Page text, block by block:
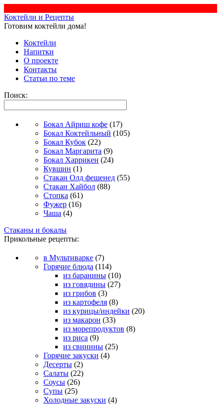
Коктейли и Рецепты
Готовим коктейли дома!
Коктейли
Напитки
О проекте
Контакты
Статьи по теме
Поиск:
Бокал Айриш кофе (17)
Бокал Коктейльный (105)
Бокал Кубок (22)
Бокал Маргарита (9)
Бокал Харрикен (24)
Кувшин (1)
Стакан Олд фешенед (55)
Стакан Хайбол (88)
Стопка (61)
Фужер (16)
Чаша (4)
Стаканы и бокалы
Прикольные рецепты:
в Мультиварке (7)
Горячие блюда (114)
из баранины (10)
из говядины (27)
из грибов (3)
из картофеля (8)
из курицы/индейки (20)
из макарон (33)
из морепродуктов (8)
из риса (9)
из свинины (25)
Горячие закуски (4)
Десерты (2)
Салаты (22)
Соусы (26)
Супы (25)
Холодные закуски (4)